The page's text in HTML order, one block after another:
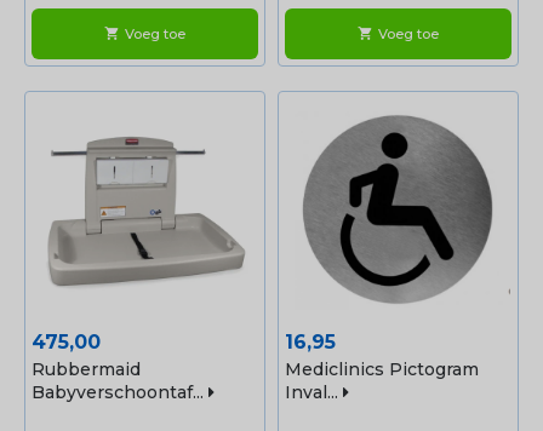
shopping_cart Voeg toe shopping_cart Voeg toe
Prijs
475,00
Rubbermaid
Babyverschoontaf...
Prijs
16,95
Mediclinics Pictogram
Inval...